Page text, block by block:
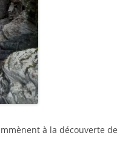
à la découverte de